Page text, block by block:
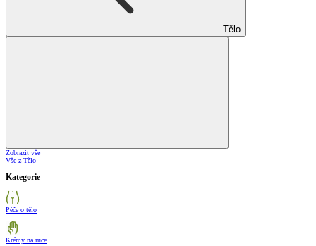
Tělo
Zobrazit vše
Vše z Tělo
Kategorie
Péče o tělo
Krémy na ruce